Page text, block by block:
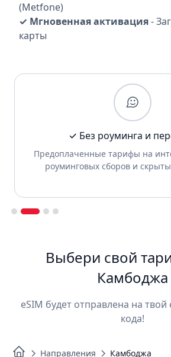
(Metfone)
✓ Мгновенная активация-
карты
✓ Без роуминга и
Предоплаченные тарифы на
роуминговых сборов и
Выбери свой
Камбоджа
eSIM будет отправлена на твой
кода!
Направления Камбоджа